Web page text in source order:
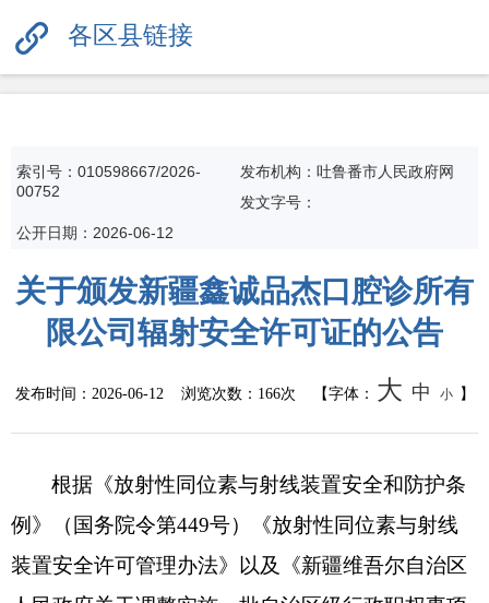
其他服务信息
公共企事业信息
生产安全
自然资源
市场监管
各区县链接
索引号：010598667/2026-
00752
发布机构：吐鲁番市人民政府网
发文字号：
公开日期：2026-06-12
关于颁发新疆鑫诚品杰口腔诊所有
限公司辐射安全许可证的公告
发布时间： 2026-06-12浏览次数： 166次 【字体： 大 中 小 】
根据《放射性同位素与射线装置安全和防护条
例》（ 国务院令第449号） 《放射性同位素与射线
装置安全许可管理办法》
以及《新疆维吾尔自治区